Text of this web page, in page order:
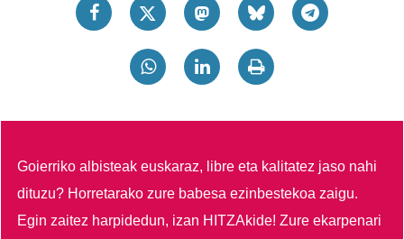
Goierriko albisteak euskaraz, libre eta kalitatez jaso nahi
dituzu? Horretarako zure babesa ezinbestekoa zaigu.
Egin zaitez harpidedun, izan HITZAkide!Zure ekarpenari